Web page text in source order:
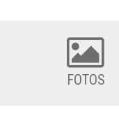
FOTOS